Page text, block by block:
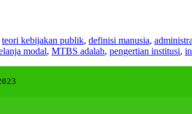
teori kebijakan publik, definisi manusia,
modal, MTBS adalah, pengertian institusi,